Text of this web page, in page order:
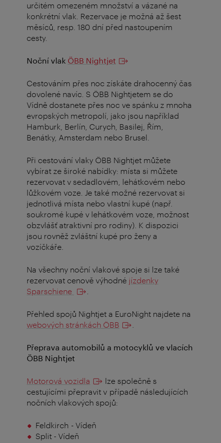
určitém omezeném množství a vázané na
konkrétní vlak. Rezervace je možná až šest
měsíců, resp. 180 dní před nastoupením
cesty.
Noční vlak ÖBB Nightjet
Cestováním přes noc získáte drahocenný čas
dovolené navíc. S ÖBB Nightjetem se do
Vídně dostanete přes noc ve spánku z mnoha
evropských metropolí, jako jsou například
Hamburk, Berlín, Curych, Basilej, Řím,
Benátky, Amsterdam nebo Brusel.
Při cestování vlaky ÖBB Nightjet můžete
vybírat ze široké nabídky: místa si můžete
rezervovat v sedadlovém, lehátkovém nebo
lůžkovém voze. Je také možné rezervovat si
jednotlivá místa nebo vlastní kupé (např.
soukromé kupé v lehátkovém voze, možnost
obzvlášť atraktivní pro rodiny). K dispozici
jsou rovněž zvláštní kupé pro ženy a
vozíčkáře.
Na všechny noční vlakové spoje si lze také
rezervovat cenově výhodné jízdenky
Sparschiene
Přehled spojů Nightjet a EuroNight najdete na
webových stránkách ÖBB
Přeprava automobilů a motocyklů ve vlacích
ÖBB Nightjet
Motorová vozidla
lze společně s
cestujícími přepravit v případě následujících
nočních vlakových spojů:
Feldkirch - Vídeň
Split - Vídeň